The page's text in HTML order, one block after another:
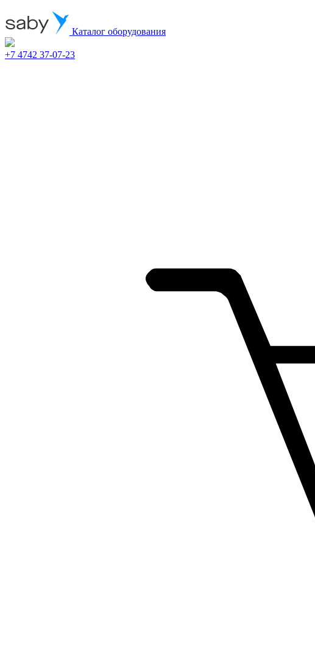
Каталог оборудования
+7 4742 37-07-23